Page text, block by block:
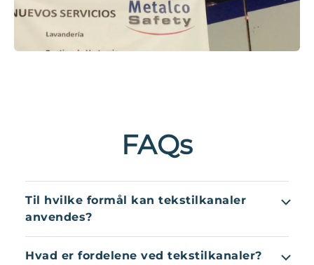
FAQs
Til hvilke formål kan tekstilkanaler
anvendes?
fødevarevirksomheder med blev siden brugt til
Hvad er fordelene ved tekstilkanaler?